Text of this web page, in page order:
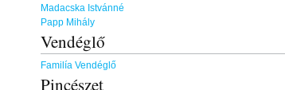
Madacska Istvánné
Papp Mihály
Vendéglő
Familía Vendéglő
Pincészet